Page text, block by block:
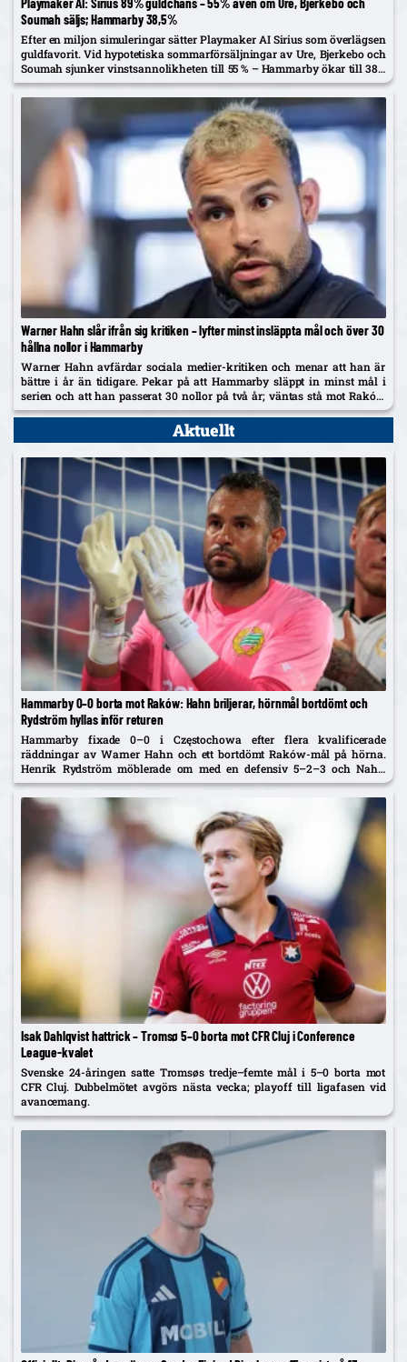
Soumah säljs; Hammarby 38,5%
Efter en miljon simuleringar sätter Playmaker AI Sirius som överlägsen
guldfavorit. Vid hypotetiska sommarförsäljningar av Ure, Bjerkebo och
Soumah sjunker vinstsannolikheten till 55 % – Hammarby ökar till 38,5
%.
Warner Hahn slår ifrån sig kritiken – lyfter minst insläppta mål och över 30
hållna nollor i Hammarby
Warner Hahn avfärdar sociala medier-kritiken och menar att han är
bättre i år än tidigare. Pekar på att Hammarby släppt in minst mål i
serien och att han passerat 30 nollor på två år; väntas stå mot Raków
på torsdag.
Aktuellt
Hammarby 0–0 borta mot Raków: Hahn briljerar, hörnmål bortdömt och
Rydström hyllas inför returen
Hammarby fixade 0–0 i Częstochowa efter flera kvalificerade
räddningar av Warner Hahn och ett bortdömt Raków-mål på hörna.
Henrik Rydström möblerade om med en defensiv 5–2–3 och Nahir
Besara som falsk nia – och får beröm av spelarna. Returen spelas...
Isak Dahlqvist hattrick – Tromsø 5–0 borta mot CFR Cluj i Conference
League-kvalet
Svenske 24-åringen satte Tromsøs tredje–femte mål i 5–0 borta mot
CFR Cluj. Dubbelmötet avgörs nästa vecka; playoff till ligafasen vid
avancemang.